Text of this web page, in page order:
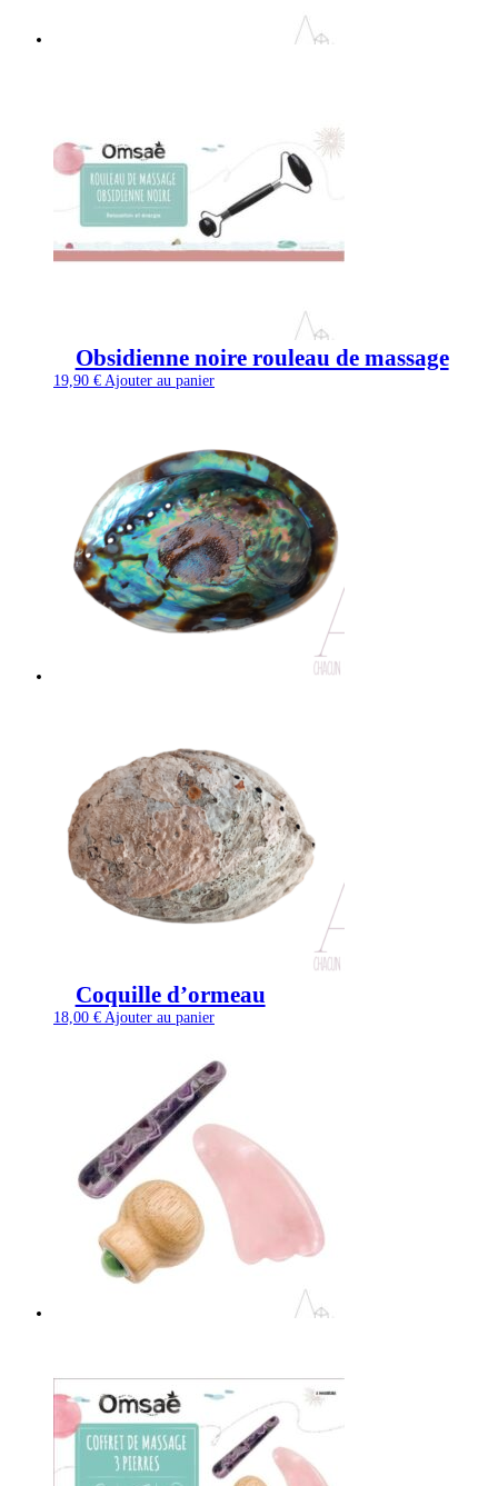
Obsidienne noire rouleau de massage
19,90 € Ajouter au panier
Coquille d’ormeau
18,00 € Ajouter au panier